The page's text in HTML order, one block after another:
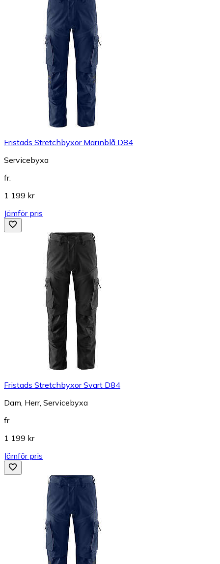
Fristads Stretchbyxor Marinblå D84
Servicebyxa
fr.
1 199 kr
Jämför pris
Fristads Stretchbyxor Svart D84
Dam, Herr, Servicebyxa
fr.
1 199 kr
Jämför pris